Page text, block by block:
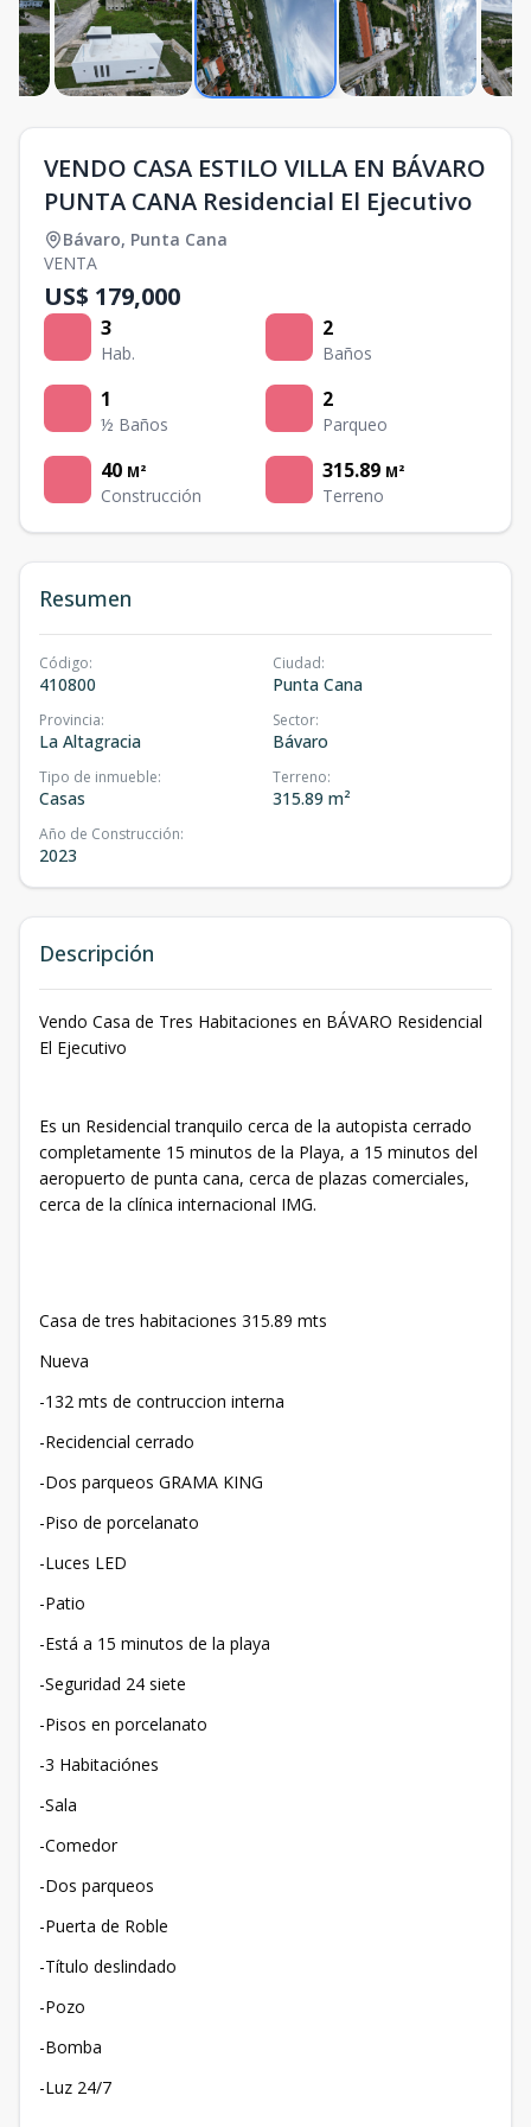
VENDO CASA ESTILO VILLA EN BÁVARO
PUNTA CANA Residencial El Ejecutivo
Bávaro, Punta Cana
VENTA
US$ 179,000
3
Hab.
2
Baños
1
½ Baños
2
Parqueo
40 M²
Construcción
315.89 M²
Terreno
Resumen
Código:
410800
Ciudad:
Punta Cana
Provincia:
La Altagracia
Sector:
Bávaro
Tipo de inmueble:
Casas
Terreno:
315.89 m²
Año de Construcción:
2023
Descripción
Vendo Casa de Tres Habitaciones en BÁVARO Residencial
El Ejecutivo
Es un Residencial tranquilo cerca de la autopista cerrado
completamente 15 minutos de la Playa, a 15 minutos del
aeropuerto de punta cana, cerca de plazas comerciales,
cerca de la clínica internacional IMG.
Casa de tres habitaciones 315.89 mts
Nueva
-132 mts de contruccion interna
-Recidencial cerrado
-Dos parqueos GRAMA KING
-Piso de porcelanato
-Luces LED
-Patio
-Está a 15 minutos de la playa
-Seguridad 24 siete
-Pisos en porcelanato
-3 Habitaciónes
-Sala
-Comedor
-Dos parqueos
-Puerta de Roble
-Título deslindado
-Pozo
-Bomba
-Luz 24/7